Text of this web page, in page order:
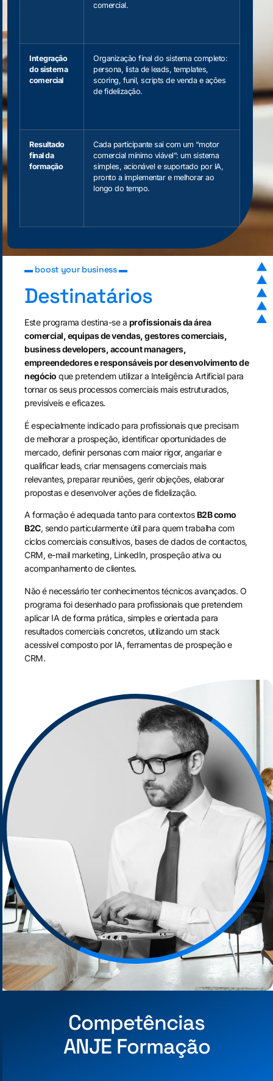
comercial.
Integração
do sistema
comercial
Organização final do sistema completo:
persona, lista de leads, templates,
scoring, funil, scripts de venda e ações
de fidelização.
Resultado
final da
formação
Cada participante sai com um “motor
comercial mínimo viável”: um sistema
simples, acionável e suportado por IA,
pronto a implementar e melhorar ao
longo do tempo.
▬ boost your business ▬
Destinatários
Este programa destina-se a profissionais da área
comercial, equipas de vendas, gestores comerciais,
business developers, account managers,
empreendedores e responsáveis por desenvolvimento de
negócio que pretendem utilizar a Inteligência Artificial para
tornar os seus processos comerciais mais estruturados,
previsíveis e eficazes.
É especialmente indicado para profissionais que precisam
de melhorar a prospeção, identificar oportunidades de
mercado, definir personas com maior rigor, angariar e
qualificar leads, criar mensagens comerciais mais
relevantes, preparar reuniões, gerir objeções, elaborar
propostas e desenvolver ações de fidelização.
A formação é adequada tanto para contextos B2B como
B2C, sendo particularmente útil para quem trabalha com
ciclos comerciais consultivos, bases de dados de contactos,
CRM, e-mail marketing, LinkedIn, prospeção ativa ou
acompanhamento de clientes.
Não é necessário ter conhecimentos técnicos avançados. O
programa foi desenhado para profissionais que pretendem
aplicar IA de forma prática, simples e orientada para
resultados comerciais concretos, utilizando um stack
acessível composto por IA, ferramentas de prospeção e
CRM.
Competências
ANJE Formação